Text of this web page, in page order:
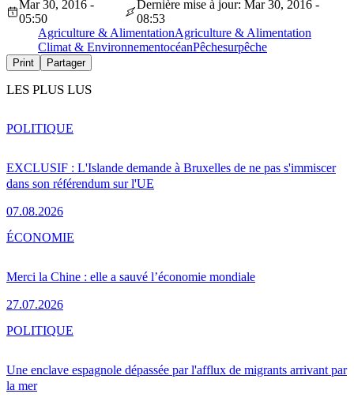
Mar 30, 2016 -
05:50
Dernière mise à jour: Mar 30, 2016 -
08:53
Agriculture & AlimentationAgriculture & Alimentation
Climat & EnvironnementocéanPêchesurpêche
Print Partager
LES PLUS LUS
EXCLUSIF : L'Islande demande à Bruxelles de ne pas s'immiscer
dans son référendum sur l'UE
07.08.2026
POLITIQUE
Merci la Chine : elle a sauvé l’économie mondiale
27.07.2026
ÉCONOMIE
Une enclave espagnole dépassée par l'afflux de migrants arrivant par
la mer
POLITIQUE